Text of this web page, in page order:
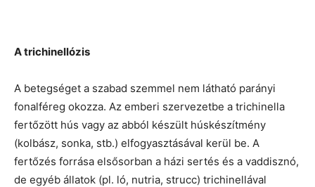
A trichinellózis
A betegséget a szabad szemmel nem látható parányi
fonalféreg okozza. Az emberi szervezetbe a trichinella
fertőzött hús vagy az abból készült húskészítmény
(kolbász, sonka, stb.) elfogyasztásával kerül be. A
fertőzés forrása elsősorban a házi sertés és a vaddisznó,
de egyéb állatok (pl. ló, nutria, strucc) trichinellával